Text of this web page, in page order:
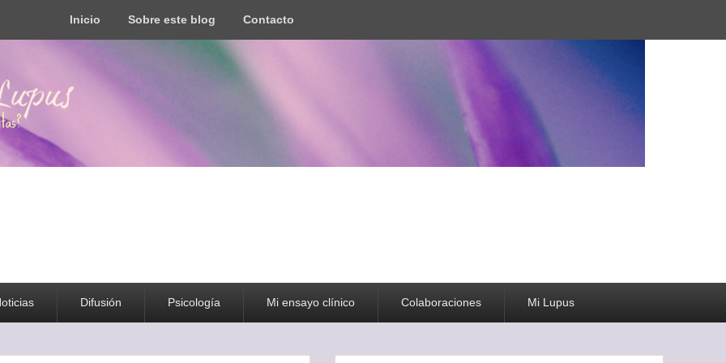
Inicio Sobre este blog Contacto
todo tipo de información y recursos
Difusión Psicología Mi ensayo clínico Colaboraciones Mi Lupus